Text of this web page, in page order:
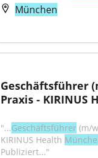
München
Geschäftsführer
Praxis - KIRINUS
"...Geschäftsführer (m/
KIRINUS Health
Publiziert..."